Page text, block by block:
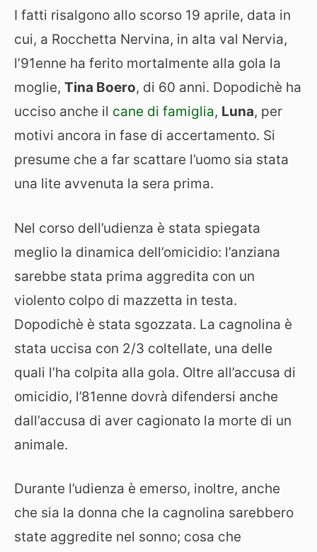
I fatti risalgono allo scorso 19 aprile, data in
cui, a Rocchetta Nervina, in alta val Nervia,
l’91enne ha ferito mortalmente alla gola la
moglie, Tina Boero, di 60 anni. Dopodichè ha
ucciso anche il cane di famiglia, Luna, per
motivi ancora in fase di accertamento. Si
presume che a far scattare l’uomo sia stata
una lite avvenuta la sera prima.
Nel corso dell’udienza è stata spiegata
meglio la dinamica dell’omicidio: l’anziana
sarebbe stata prima aggredita con un
violento colpo di mazzetta in testa.
Dopodichè è stata sgozzata. La cagnolina è
stata uccisa con 2/3 coltellate, una delle
quali l’ha colpita alla gola. Oltre all’accusa di
omicidio, l’81enne dovrà difendersi anche
dall’accusa di aver cagionato la morte di un
animale.
Durante l’udienza è emerso, inoltre, anche
che sia la donna che la cagnolina sarebbero
state aggredite nel sonno; cosa che